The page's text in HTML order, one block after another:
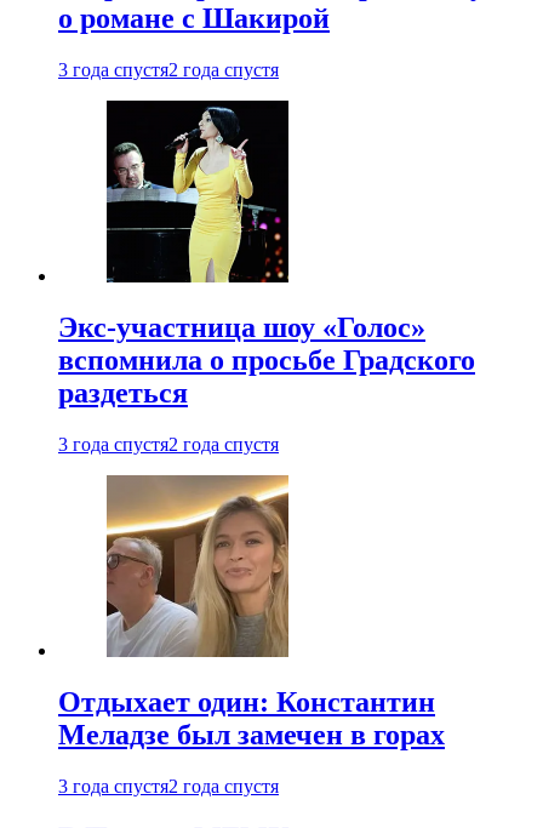
о романе с Шакирой
3 года спустя2 года спустя
Экс-участница шоу «Голос»
вспомнила о просьбе Градского
раздеться
3 года спустя2 года спустя
Отдыхает один: Константин
Меладзе был замечен в горах
3 года спустя2 года спустя